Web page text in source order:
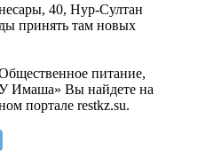
40, Нур-Султан
принять там новых
питание,
Имаша» Вы найдете на
портале restkz.su.